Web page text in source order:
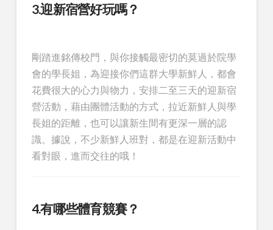
3.迎新宿營好玩嗎？
剛踏進銘傳校門，與你接觸最密切的莫過於院學
會的學長姐，為迎接你們這群大學新鮮人，都會
花費很大的心力與物力，安排二至三天的迎新宿
營活動，藉由團體活動的方式，拉近新鮮人與學
長姐的距離，也可以讓新生間有更深一層的認
識。據說，不少新鮮人班對，都是在迎新活動中
看對眼，進而交往的哦！
4.有哪些體育競賽？